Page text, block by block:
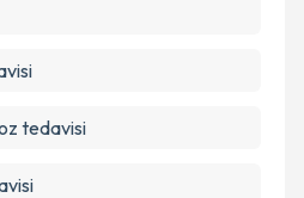
tedavisi